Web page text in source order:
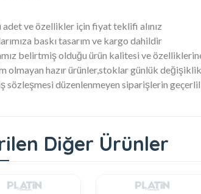
adet ve özellikler için fiyat teklifi alınız
baskı tasarım ve kargo dahildir
belirtmiş olduğu ürün kalitesi ve
olmayan hazır ürünler,stoklar günlük
sözleşmesi düzenlenmeyen siparişlerin
Diğer Ürünler